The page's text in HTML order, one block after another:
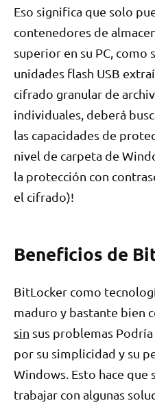
Eso significa que solo
contenedores de
superior en su PC, como
unidades flash USB
cifrado granular de
individuales, deberá
las capacidades de
nivel de carpeta de
la protección con
el cifrado)!
Beneficios de
BitLocker como
maduro y bastante bien
sin sus problemas
por su simplicidad y su
Windows. Esto hace que
trabajar con algunas